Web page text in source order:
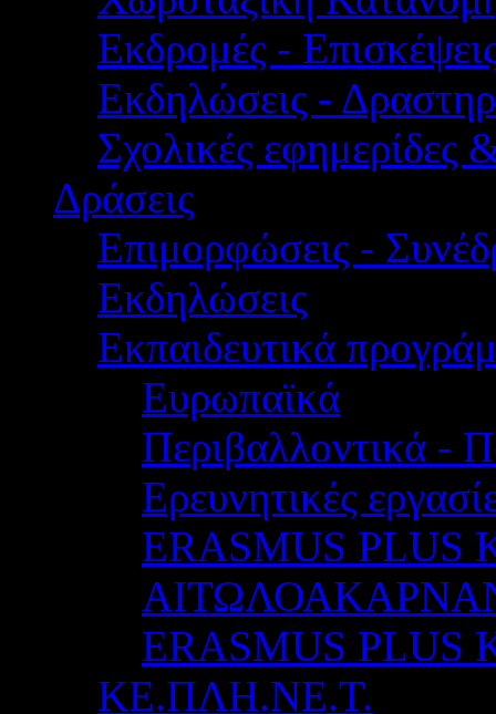
Εκδρομές -
Εκδηλώσεις -
Σχολικές εφημερίδες
Δράσεις
Επιμορφώσεις -
Εκδηλώσεις
Εκπαιδευτικά
Ευρωπαϊκά
Περιβαλλοντικά -
Ερευνητικές
ERASMUS PLUS
ERASMUS
ΚΕ.ΠΛΗ.ΝΕ.Τ.